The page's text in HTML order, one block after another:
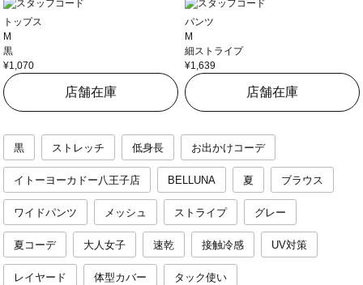
トップス
M
黒
¥1,070
店舗在庫
パンツ
M
細ストライプ
¥1,639
店舗在庫
黒 ストレッチ 低身長 お出かけコーデ
イトーヨーカドー八王子店 BELLUNA 夏 ブラウス
ワイドパンツ メッシュ ストライプ グレー
夏コーデ 大人女子 速乾 接触冷感 UV対策
レイヤード 体型カバー タック使い